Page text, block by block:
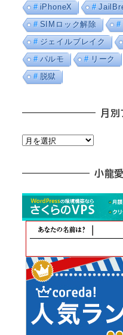
iPhoneX
SIMロック解除
ジェイルブレイク
パルモ
リーク
脱獄
月別
月
カ
小龍